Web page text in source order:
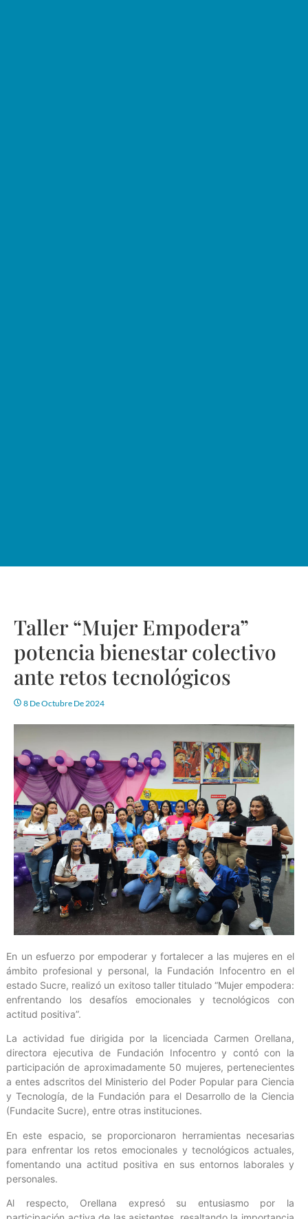
Taller “Mujer Empodera”
potencia bienestar colectivo
ante retos tecnológicos
8 De Octubre De 2024
En un esfuerzo por empoderar y fortalecer a las mujeres en el
ámbito profesional y personal, la Fundación Infocentro en el
estado Sucre, realizó un exitoso taller titulado “Mujer empodera:
enfrentando los desafíos emocionales y tecnológicos con
actitud positiva”.
La actividad fue dirigida por la licenciada Carmen Orellana,
directora ejecutiva de Fundación Infocentro y contó con la
participación de aproximadamente 50 mujeres, pertenecientes
a entes adscritos del Ministerio del Poder Popular para Ciencia
y Tecnología, de la Fundación para el Desarrollo de la Ciencia
(Fundacite Sucre), entre otras instituciones.
En este espacio, se proporcionaron herramientas necesarias
para enfrentar los retos emocionales y tecnológicos actuales,
fomentando una actitud positiva en sus entornos laborales y
personales.
Al respecto, Orellana expresó su entusiasmo por la